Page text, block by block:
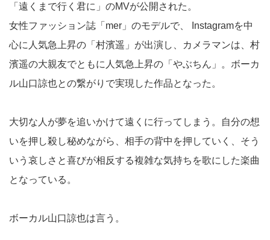
「遠くまで行く君に」のMVが公開された。
女性ファッション誌「mer」のモデルで、 Instagramを中
心に人気急上昇の「村濱遥」が出演し、カメラマンは、村
濱遥の大親友でともに人気急上昇の「やぶちん」。ボーカ
ル山口諒也との繋がりで実現した作品となった。
大切な人が夢を追いかけて遠くに行ってしまう。自分の想
いを押し殺し秘めながら、相手の背中を押していく、そう
いう哀しさと喜びが相反する複雑な気持ちを歌にした楽曲
となっている。
ボーカル山口諒也は言う。